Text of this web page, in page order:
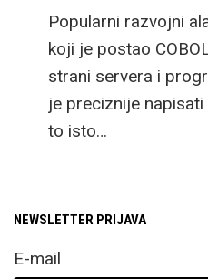
Popularni razvojni
koji je postao
strani servera i
je preciznije
to isto…
NEWSLETTER PRIJAVA
E-mail